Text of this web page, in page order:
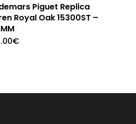
Piguet Replica
Royal Oak 15300ST –
€